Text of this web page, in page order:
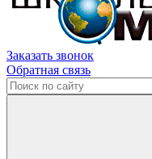
Заказать звонок
Обратная связь